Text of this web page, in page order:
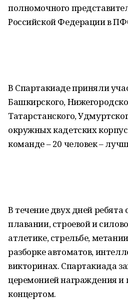
полномочного
Российской Федерации в
В Спартакиаде приняли
Башкирского,
Татарстанского,
окружных кадетских
команде – 20 человек –
В течение двух дней ребята
плавании, строевой и
атлетике, стрельбе,
разборке автоматов,
викторинах. Спартакиада
церемонией награждения
концертом.